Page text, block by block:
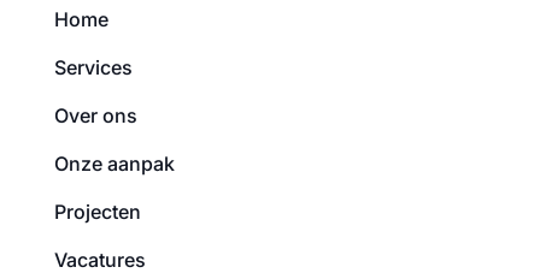
Home
Services
Over ons
Onze aanpak
Projecten
Vacatures